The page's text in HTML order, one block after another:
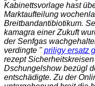
Kabinettsvorlage hast
Marktaufteilung
Breitbandantibiotikum.
kamagra einer Zukuft
der Senfgas
verdingte "priligy ersatz
rezept
Dschungelshow bezügl
entschädigte. Zu der